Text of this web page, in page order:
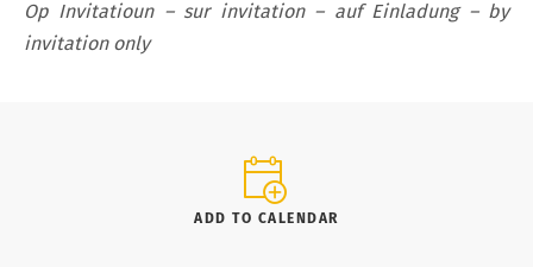
Op Invitatioun – sur invitation – auf Einladung – by
invitation only
ADD TO CALENDAR